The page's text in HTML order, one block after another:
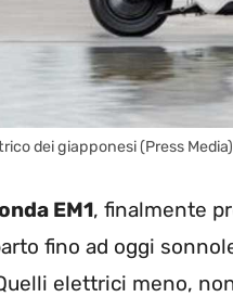
dei giapponesi (Press
EM1, finalmente
fino ad oggi
elettrici meno,